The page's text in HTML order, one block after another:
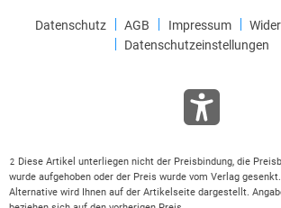
Datenschutz AGB Impressum
Datenschutzeinstellungen
2
Diese Artikel unterliegen nicht der Preisbindung, die
wurde aufgehoben oder der Preis wurde vom Verlag
Alternative wird Ihnen auf der Artikelseite dargestellt.